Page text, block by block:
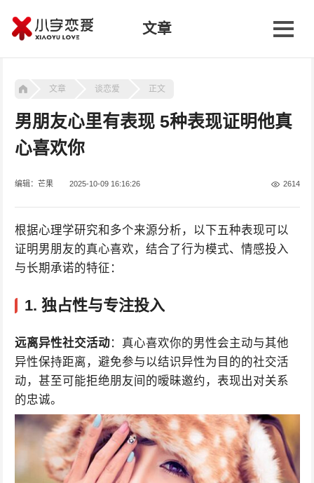
文章
文章 谈恋爱 正文
男朋友心里有表现 5种表现证明他真
心喜欢你
编辑：芒果 2025-10-09 16:16:26 2614
根据心理学研究和多个来源分析，以下五种表现可以
证明男朋友的真心喜欢，结合了行为模式、情感投入
与长期承诺的特征：
1. 独占性与专注投入
远离异性社交活动：真心喜欢你的男性会主动与其他
异性保持距离，避免参与以结识异性为目的的社交活
动，甚至可能拒绝朋友间的暧昧邀约，表现出对关系
的忠诚。